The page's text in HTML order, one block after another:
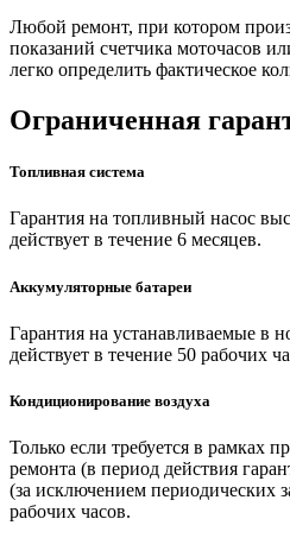
Любой ремонт, при котором
показаний счетчика моточасов
легко определить фактическое
Ограниченная
Топливная система
Гарантия на топливный насос
действует в течение 6 месяцев.
Аккумуляторные батареи
Гарантия на устанавливаемые в
действует в течение 50 рабочих
Кондиционирование воздуха
Только если требуется в рамках
ремонта (в период действия
(за исключением периодических
рабочих часов.